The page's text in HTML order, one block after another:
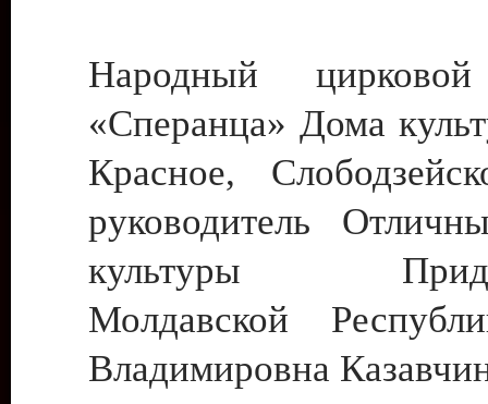
Народный цирковой
«Сперанца» Дома
Красное,
руководитель
культуры
Молдавской
Владимировна